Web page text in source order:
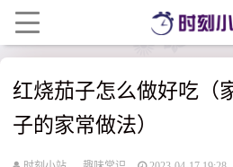
红烧茄子怎么做好吃（
子的家常做法）